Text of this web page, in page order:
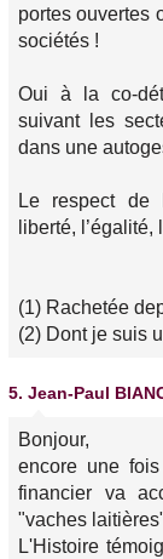
portes ouvertes
sociétés !
Oui à la co-
suivant les
dans une
Le respect de
liberté,
(1) Rachetée
(2) Dont je suis
5. Jean-Paul
Bonjour,
encore une
financier va
"vaches
L'Histoire